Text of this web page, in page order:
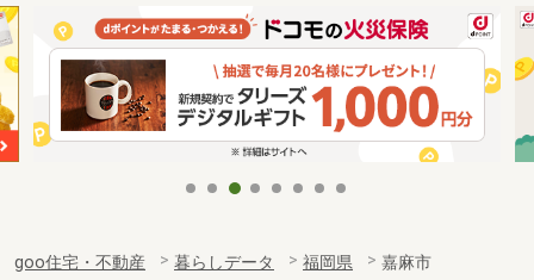
goo住宅・不動産 暮らしデータ 福岡県 嘉麻市